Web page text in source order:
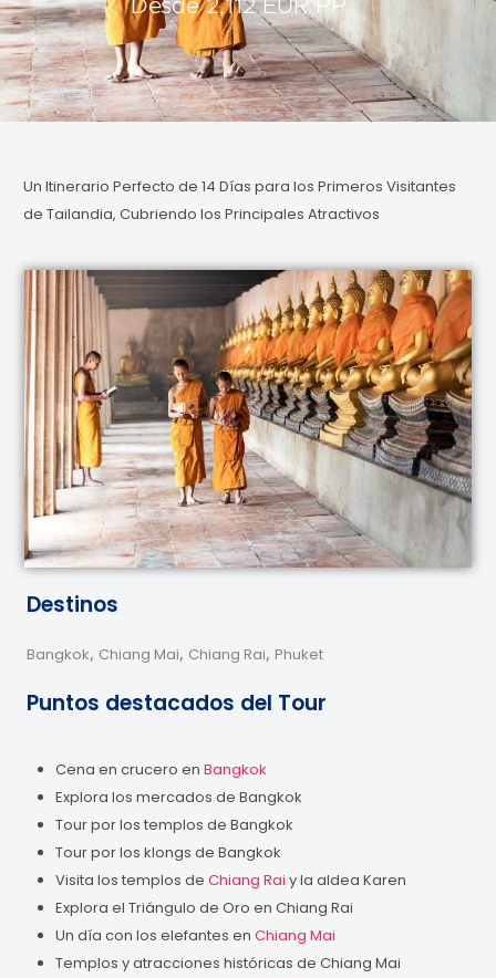
Desde 2,112 EUR PP
Un Itinerario Perfecto de 14 Días para los Primeros Visitantes
de Tailandia, Cubriendo los Principales Atractivos
Destinos
Bangkok, Chiang Mai, Chiang Rai, Phuket
Puntos destacados del Tour
Cena en crucero en Bangkok
Explora los mercados de Bangkok
Tour por los templos de Bangkok
Tour por los klongs de Bangkok
Visita los templos de Chiang Rai y la aldea Karen
Explora el Triángulo de Oro en Chiang Rai
Un día con los elefantes en Chiang Mai
Templos y atracciones históricas de Chiang Mai